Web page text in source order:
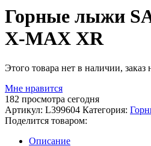
Горные лыжи
X-MAX XR
Этого товара нет в наличии, заказ
Мне нравится
182 просмотра сегодня
Артикул: L399604 Категория:
Поделится товаром:
Описание